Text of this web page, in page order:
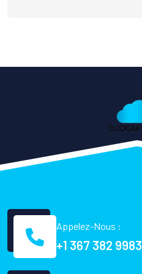
Appelez-Nous :
+1 367 382 9983